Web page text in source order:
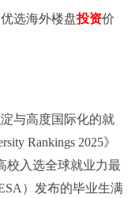
选海外楼盘投资价
与高度国际化的就
Rankings 2025》
校入选全球就业力最
）发布的毕业生满